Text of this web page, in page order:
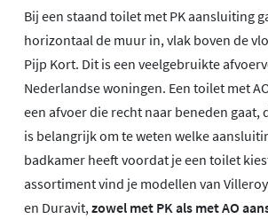
Bij een staand toilet met PK aansluiting
horizontaal de muur in, vlak boven de
Pijp Kort. Dit is een veelgebruikte
Nederlandse woningen. Een toilet met
een afvoer die recht naar beneden gaat,
is belangrijk om te weten welke
badkamer heeft voordat je een toilet
assortiment vind je modellen van
en Duravit,zowel met PK als met AO